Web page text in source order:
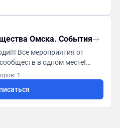
Омска. События
от
в одном месте!
"ГСА. Генератор
1